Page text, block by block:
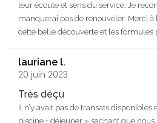
leur écoute et sens du service. Je
manquerai pas de renouveler. Merci
cette belle découverte et les formules
lauriane l.
20 juin 2023
Très déçu
Il n’y avait pas de transats disponibles
piscine + déjeuner » sachant que